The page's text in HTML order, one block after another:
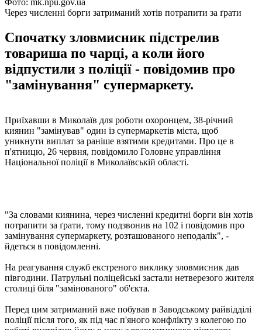
Через численні борги затриманий хотів потрапити за ґрати
Спочатку зловмисник підстрелив
товариша по чарці, а коли його
відпустили з поліції - повідомив про
"замінування" супермаркету.
Приїхавши в Миколаїв для роботи охоронцем, 38-річний
киянин "замінував" один із супермаркетів міста, щоб
уникнути виплат за раніше взятими кредитами. Про це в
п'ятницю, 26 червня, повідомило Головне управління
Національної поліції в Миколаївській області.
"За словами киянина, через численні кредитні борги він хотів
потрапити за ґрати, тому подзвонив на 102 і повідомив про
замінування супермаркету, розташованого неподалік", -
йдеться в повідомленні.
На реагування служб екстреного виклику зловмисник дав
півгодини. Патрульні поліцейські застали нетверезого жителя
столиці біля "замінованого" об'єкта.
Перед цим затриманий вже побував в Заводському райвідділі
поліції після того, як під час п'яного конфлікту з колегою по